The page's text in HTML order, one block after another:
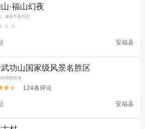
·福山幻夜
，瀑布千姿百态
安福县
功山国家级风景名胜区
的理想胜地
124条评论
安福县